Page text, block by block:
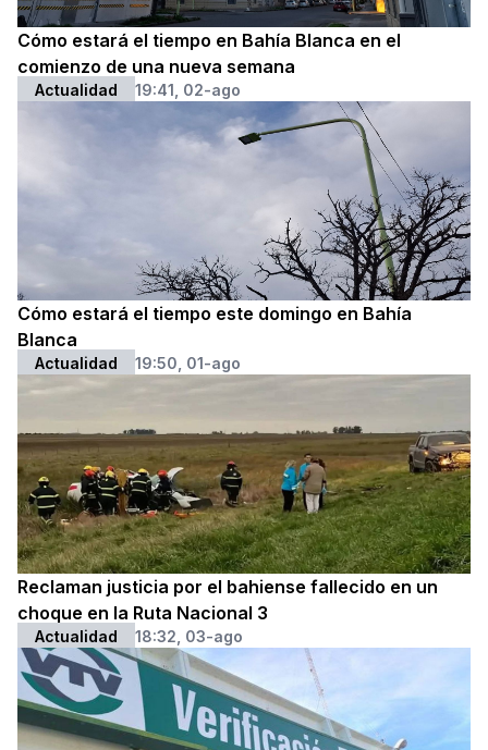
Cómo estará el tiempo en Bahía Blanca en el
comienzo de una nueva semana
Actualidad 19:41, 02-ago
Cómo estará el tiempo este domingo en Bahía
Blanca
Actualidad 19:50, 01-ago
Reclaman justicia por el bahiense fallecido en un
choque en la Ruta Nacional 3
Actualidad 18:32, 03-ago